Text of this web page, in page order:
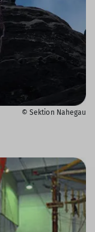
© Sektion Nahegau